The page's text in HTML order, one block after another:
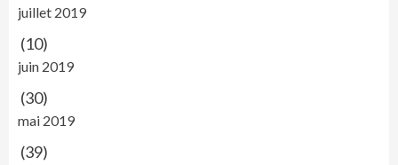
juillet 2019
(10)
juin 2019
(30)
mai 2019
(39)